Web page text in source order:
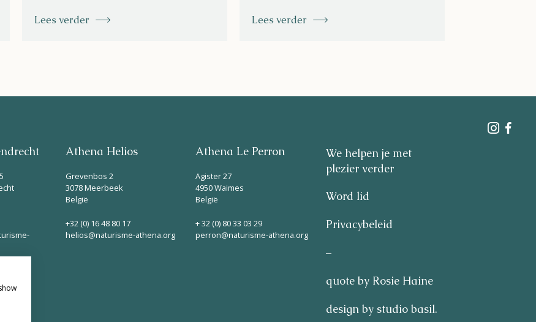
Lees verder Lees verder
Athena Helios
Grevenbos 2
3078 Meerbeek
België
+32 (0) 16 48 80 17
helios@naturisme-athena.org
Athena Le Perron
Agister 27
4950 Waimes
België
+ 32 (0) 80 33 03 29
perron@naturisme-athena.org
We helpen je met
plezier verder
Word lid
Privacybeleid
–
quote by Rosie Haine
design by studio basil.